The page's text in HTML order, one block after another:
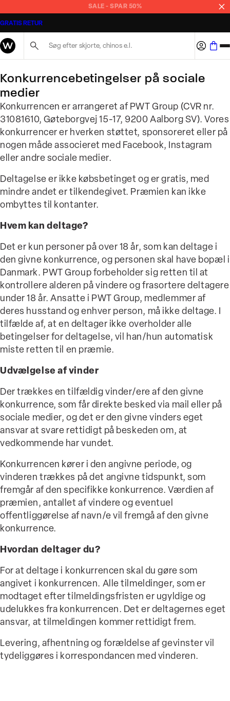
SALE - SPAR 50%
GRATIS RETUR
Konkurrencebetingelser på sociale
medier
Konkurrencen er arrangeret af PWT Group (CVR nr.
31081610, Gøteborgvej 15-17, 9200 Aalborg SV). Vores
konkurrencer er hverken støttet, sponsoreret eller på
nogen måde associeret med Facebook, Instagram
eller andre sociale medier.
Deltagelse er ikke købsbetinget og er gratis, med
mindre andet er tilkendegivet. Præmien kan ikke
ombyttes til kontanter.
Hvem kan deltage?
Det er kun personer på over 18 år, som kan deltage i
den givne konkurrence, og personen skal have bopæl i
Danmark. PWT Group forbeholder sig retten til at
kontrollere alderen på vindere og frasortere deltagere
under 18 år. Ansatte i PWT Group, medlemmer af
deres husstand og enhver person, må ikke deltage. I
tilfælde af, at en deltager ikke overholder alle
betingelser for deltagelse, vil han/hun automatisk
miste retten til en præmie.
Udvælgelse af vinder
Der trækkes en tilfældig vinder/ere af den givne
konkurrence, som får direkte besked via mail eller på
sociale medier, og det er den givne vinders eget
ansvar at svare rettidigt på beskeden om, at
vedkommende har vundet.
Konkurrencen kører i den angivne periode, og
vinderen trækkes på det angivne tidspunkt, som
fremgår af den specifikke konkurrence. Værdien af
præmien, antallet af vindere og eventuel
offentliggørelse af navn/e vil fremgå af den givne
konkurrence.
Hvordan deltager du?
For at deltage i konkurrencen skal du gøre som
angivet i konkurrencen. Alle tilmeldinger, som er
modtaget efter tilmeldingsfristen er ugyldige og
udelukkes fra konkurrencen. Det er deltagernes eget
ansvar, at tilmeldingen kommer rettidigt frem.
Levering, afhentning og forældelse af gevinster vil
tydeliggøres i korrespondancen med vinderen.